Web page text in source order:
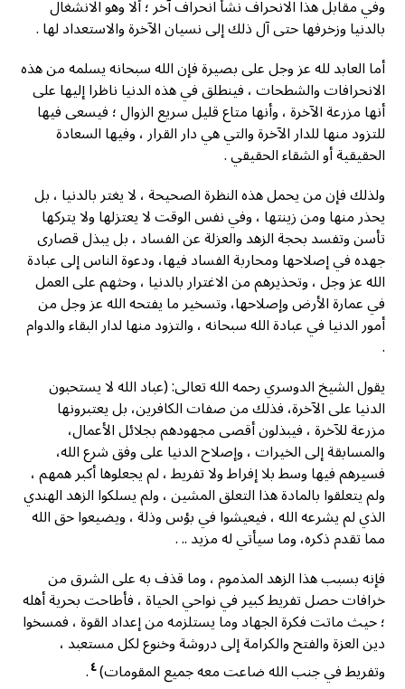
وفي مقابل هذا الانحراف نشأ انحراف آخر ؛ ألا وهو الانشغال
بالدنيا وزخرفها حتى آل ذلك إلى نسيان الآخرة والاستعداد لها .
أما العابد لله عز وجل على بصيرة فإن الله سبحانه يسلمه من هذه
الانحرافات والشطحات ، فينطلق في هذه الدنيا ناظرا إليها على
أنها مزرعة الآخرة ، وأنها متاع قليل سريع الزوال ؛ فيسعى فيها
للتزود منها للدار الآخرة والتي هي دار القرار ، وفيها السعادة
الحقيقية أو الشقاء الحقيقي .
ولذلك فإن من يحمل هذه النظرة الصحيحة ، لا يغتر بالدنيا ، بل
يحذر منها ومن زينتها ، وفي نفس الوقت لا يعتزلها ولا يتركها
تأسن وتفسد بحجة الزهد والعزلة عن الفساد ، بل يبذل قصارى
جهده في إصلاحها ومحاربة الفساد فيها، ودعوة الناس إلى عبادة
الله عز وجل ، وتحذيرهم من الاغترار بالدنيا ، وحثهم على العمل
في عمارة الأرض وإصلاحها، وتسخير ما يفتحه الله عز وجل من
أمور الدنيا في عبادة الله سبحانه ، والتزود منها لدار البقاء والدوام
.
يقول الشيخ الدوسري رحمه الله تعالی: (عباد الله لا يستحبون
الدنيا على الآخرة، فذلك من صفات الكافرين، بل يعتبرونها
مزرعة للآخرة ، فيبذلون أقصى مجهودهم بجلائل الأعمال،
والمسابقة إلى الخيرات ، وإصلاح الدنيا على وفق شرع الله،
فسيرهم فيها وسط بلا إفراط ولا تفريط ، لم يجعلوها أكبر همهم ،
ولم يتعلقوا بالمادة هذا التعلق المشين ، ولم يسلكوا الزهد الهندي
الذي لم يشرعه الله ، فيعيشوا في بؤس وذلة ، ويضيعوا حق الله
مما تقدم ذكره، وما سيأتي له مزيد .. .
فإنه بسبب هذا الزهد المذموم ، وما قذف به على الشرق من
خرافات حصل تفريط كبير في نواحي الحياة ، فأطاحت بحرية أهله
؛ حيث ماتت فكرة الجهاد وما يستلزمه من إعداد القوة ، فمسخوا
دين العزة والفتح والكرامة إلى دروشة وخنوع لكل مستعبد ،
وتفريط في جنب الله ضاعت معه جميع المقومات)٤.